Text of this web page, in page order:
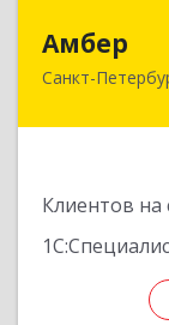
Амбер
Санкт-
Клиентов
191119,